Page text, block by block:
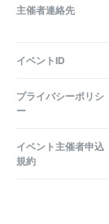
主催者連絡先
イベントID
プライバシーポリシ
ー
イベント主催者申込
規約